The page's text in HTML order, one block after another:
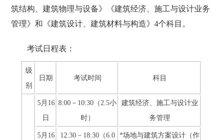
筑结构、建筑物理与设备》《建筑经济、施工与设计业务
管理》和《建筑设计、建筑材料与构造》4个科目。
考试日程表：
级
别
日期 考试时间 科目
5月16
日
8:00－10:30（2.5小
时）
建筑经济、施工与设计业
务管理
5月16
12:30－18:30（6.0
*场地与建筑方案设计（作